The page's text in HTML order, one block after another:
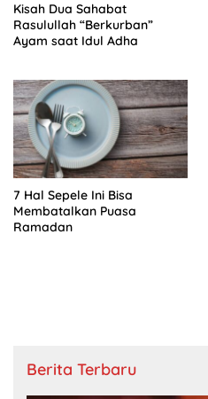
Kisah Dua Sahabat
Rasulullah “Berkurban”
Ayam saat Idul Adha
7 Hal Sepele Ini Bisa
Membatalkan Puasa
Ramadan
Berita Terbaru